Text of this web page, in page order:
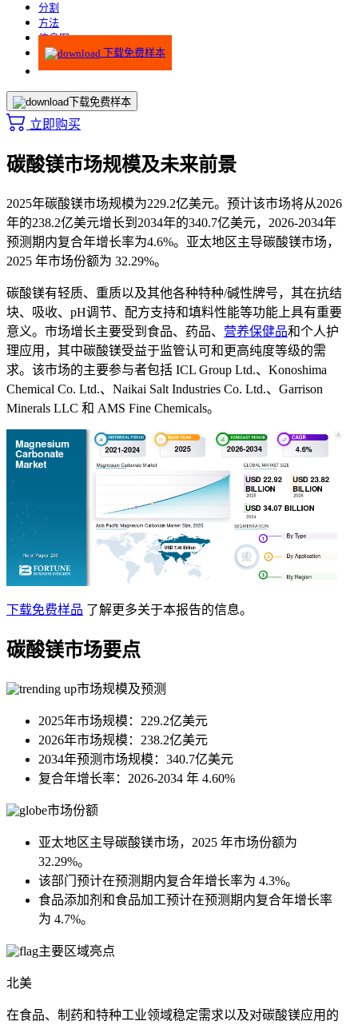
分割
方法
信息图
下载免费样本
下载免费样本
立即购买
碳酸镁市场规模及未来前景
2025年碳酸镁市场规模为229.2亿美元。预计该市场将从2026
年的238.2亿美元增长到2034年的340.7亿美元，2026-2034年
预测期内复合年增长率为4.6%。 亚太地区主导碳酸镁市场，
2025 年市场份额为 32.29%。
碳酸镁有轻质、重质以及其他各种特种/碱性牌号，其在抗结
块、吸收、pH调节、配方支持和填料性能等功能上具有重要
意义。市场增长主要受到食品、药品、 营养保健品和个人护
理应用，其中碳酸镁受益于监管认可和更高纯度等级的需
求。该市场的主要参与者包括 ICL Group Ltd.、Konoshima
Chemical Co. Ltd.、Naikai Salt Industries Co. Ltd.、Garrison
Minerals LLC 和 AMS Fine Chemicals。
下载免费样品 了解更多关于本报告的信息。
碳酸镁市场要点
市场规模及预测
2025年市场规模：229.2亿美元
2026年市场规模：238.2亿美元
2034年预测市场规模：340.7亿美元
复合年增长率：2026-2034 年 4.60%
市场份额
亚太地区主导碳酸镁市场，2025 年市场份额为
32.29%。
该部门预计在预测期内复合年增长率为 4.3%。
食品添加剂和食品加工预计在预测期内复合年增长率
为 4.7%。
主要区域亮点
北美
在食品、制药和特种工业领域稳定需求以及对碳酸镁应用的